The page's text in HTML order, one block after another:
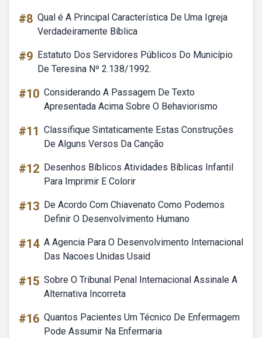
#8 Qual é A Principal Característica De Uma Igreja
Verdadeiramente Bíblica
#9 Estatuto Dos Servidores Públicos Do Município
De Teresina Nº 2.138/1992.
#10 Considerando A Passagem De Texto
Apresentada Acima Sobre O Behaviorismo
#11 Classifique Sintaticamente Estas Construções
De Alguns Versos Da Canção
#12 Desenhos Bíblicos Atividades Bíblicas Infantil
Para Imprimir E Colorir
#13 De Acordo Com Chiavenato Como Podemos
Definir O Desenvolvimento Humano
#14 A Agencia Para O Desenvolvimento Internacional
Das Nacoes Unidas Usaid
#15 Sobre O Tribunal Penal Internacional Assinale A
Alternativa Incorreta
#16 Quantos Pacientes Um Técnico De Enfermagem
Pode Assumir Na Enfermaria